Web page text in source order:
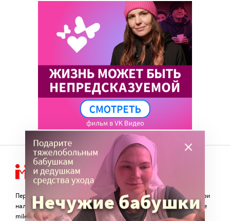
Перепечатка материалов сайта в интернете возможна только при
наличии активной гиперссылки на оригинал материала на сайте
miloserdie.ru